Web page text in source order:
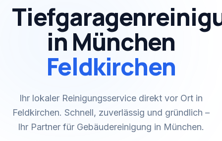
in München
Feldkirchen
Ihr lokaler Reinigungsservice direkt vor Ort in
Feldkirchen. Schnell, zuverlässig und gründlich –
Ihr Partner für Gebäudereinigung in München.